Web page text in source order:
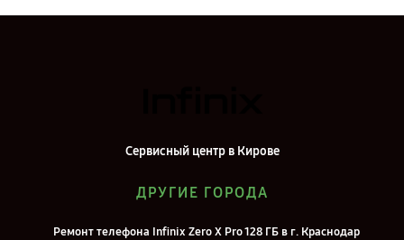
Сервисный центр в Кирове
ДРУГИЕ ГОРОДА
Ремонт телефона Infinix Zero X Pro 128 ГБ в г. Краснодар